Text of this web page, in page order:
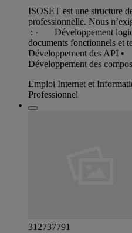
ISOSET est une structure
professionnelle. Nous
: · Développement
documents
Développement des
Développement des
Emploi Internet et
Professionnel
312737791